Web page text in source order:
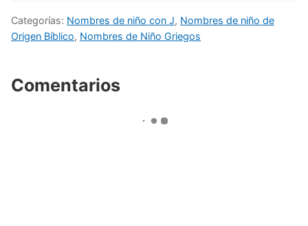
Categorías: Nombres de niño con J, Nombres de niño de
Origen Bíblico, Nombres de Niño Griegos
Comentarios